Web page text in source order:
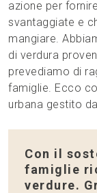
azione per
svantaggiate e
mangiare.
di verdura
prevediamo di
famiglie. Ecco
urbana gestito
Con il
famiglie
verdure.